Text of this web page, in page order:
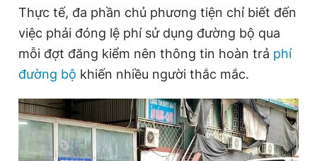
Thông tin tòa soạn Liên hệ quảng cáo
Đọc Thanh Niên trên điện thoại
Thực tế, đa phần chủ phương tiện chỉ biết đến
việc phải đóng lệ phí sử dụng đường bộ qua
mỗi đợt đăng kiểm nên thông tin hoàn trả phí
đường bộ khiến nhiều người thắc mắc.